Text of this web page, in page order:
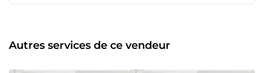
Autres services de ce vendeur